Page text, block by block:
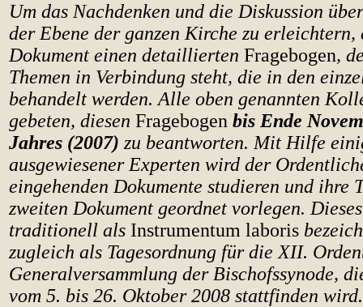
Um das Nachdenken und die Diskussion
der Ebene der ganzen Kirche zu erleichtern,
Dokument einen detaillierten Fragebogen,
Themen in Verbindung steht, die in den
behandelt werden. Alle oben genannten
gebeten, diesen Fragebogen bis Ende
Jahres (2007) zu beantworten. Mit Hilfe
ausgewiesener Experten wird der
eingehenden Dokumente studieren und ihre
zweiten Dokument geordnet vorlegen.
traditionell als Instrumentum laboris
zugleich als Tagesordnung für die XII.
Generalversammlung der Bischofssynode,
vom 5. bis 26. Oktober 2008 stattfinden wird.